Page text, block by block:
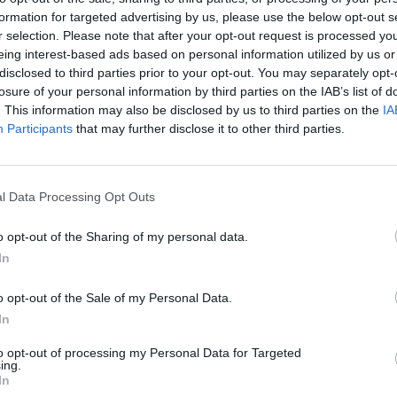
for targeted advertising by us, please use the below opt-out
selection. Please note that after your opt-out request is processed
interest-based ads based on personal information utilized by us
to third parties prior to your opt-out. You may separately
of your personal information by third parties on the IAB’s list of
This information may also be disclosed by us to third parties on the
Participants that may further disclose it to other third parties.
Data Processing Opt Outs
opt-out of the Sharing of my personal data.
opt-out of the Sale of my Personal Data.
opt-out of processing my Personal Data for Targeted
a zábavné herní prvky, u jeskyně vznikl fotopoint
pro cyklisty se stojanem a solární nabíječkou.
zastavení, přípravě textů a zpracování obrázků obec
historické texty připravil Pavel Macháček,
přírody a krajiny ČR – správa CHKO Jeseníky a
Správa jeskyní České republiky.
Ministerstva pro místní rozvoj, Olomouckého
– Sdružení cestovního ruchu.
podzemního labyrintu Na Špičáku měl výrazný podíl
1912), spoluzakladatel Moravskoslezského sudetského
– MSSGV).
metrů. Je nenáročná a bezpečná, přístupná i pro
aktuálním provozu JNŠ včetně otevírací doby,
webnaspicaku.caves.cz či